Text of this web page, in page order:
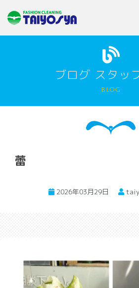
ブログ スタッ
blog
蕾
2026年03月29日